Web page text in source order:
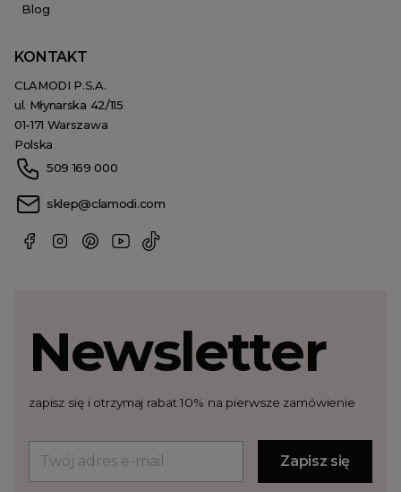
Blog
KONTAKT
CLAMODI P.S.A.
ul. Młynarska 42/115
01-171 Warszawa
Polska
509 169 000
sklep@clamodi.com
Newsletter
zapisz się i otrzymaj rabat 10% na pierwsze zamówienie